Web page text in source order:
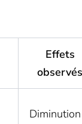
Effets
observés
Diminution